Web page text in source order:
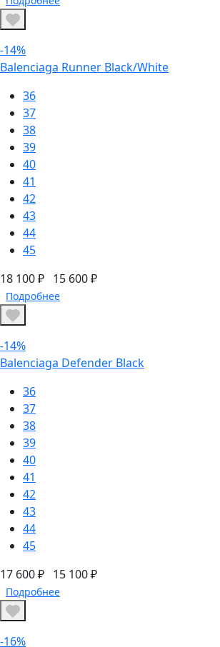
-14%
Balenciaga Runner Black/White
36
37
38
39
40
41
42
43
44
45
18 100 ₽ 15 600 ₽
Подробнее
-14%
Balenciaga Defender Black
36
37
38
39
40
41
42
43
44
45
17 600 ₽ 15 100 ₽
Подробнее
-16%